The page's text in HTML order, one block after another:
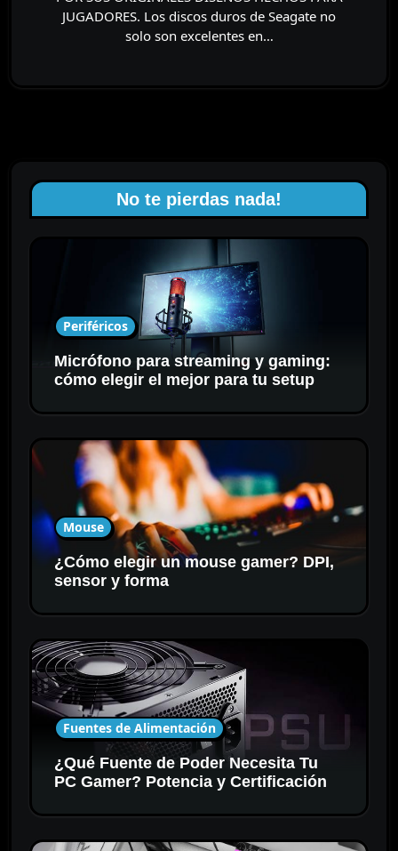
JUGADORES. Los discos duros de Seagate no
solo son excelentes en…
No te pierdas nada!
Periféricos
Micrófono para streaming y gaming:
cómo elegir el mejor para tu setup
Mouse
¿Cómo elegir un mouse gamer? DPI,
sensor y forma
Fuentes de Alimentación
¿Qué Fuente de Poder Necesita Tu
PC Gamer? Potencia y Certificación